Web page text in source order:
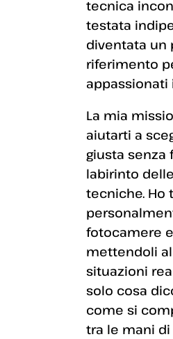
tecnica
testata
diventata un
riferimento
appassionati
La mia
aiutarti a
giusta senza
labirinto
tecniche. Ho
fotocamere
mettendoli
situazioni
solo cosa
come si
tra le mani